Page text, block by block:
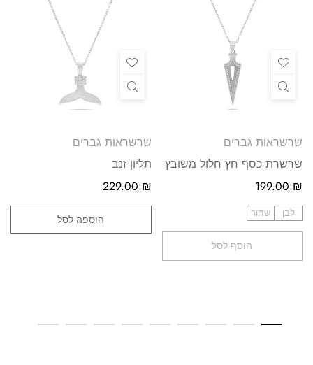
שרשראות גברים
שרשרת כסף חץ חלול משובץ
199.00 ₪
לבן שחור
הוסף לסל
שרשראות גברים
תליון זנב
229.00 ₪
הוספה לסל